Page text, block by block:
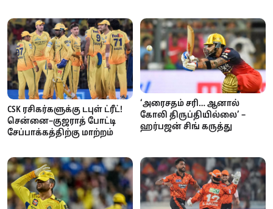
CSK ரசிகர்களுக்கு டபுள் ட்ரீட்!
சென்னை–குஜராத் போட்டி
சேப்பாக்கத்திற்கு மாற்றம்
‘அரைசதம் சரி… ஆனால்
கோலி திருப்தியில்லை’ –
ஹர்பஜன் சிங் கருத்து